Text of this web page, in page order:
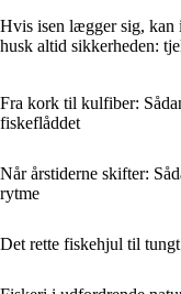
Hvis isen lægger sig, kan
husk altid sikkerheden:
Fra kork til kulfiber:
fiskeflåddet
Når årstiderne skifter:
rytme
Det rette fiskehjul til